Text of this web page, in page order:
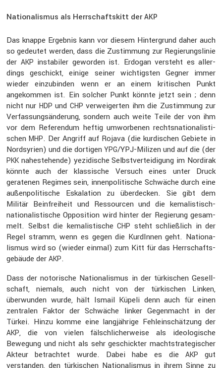
Nationalismus als Herrschaftskitt derAKP
Das knappe Ergebnis kann vor diesem Hinter­grund daher auch
so gedeutet werden, dass die Zustim­mung zur Regie­rungs­linie
der AKP insta­biler geworden ist. Erdogan versteht es aller­
dings geschickt, einige seiner wichtigsten Gegner immer
wieder einzu­binden wenn er an einem kriti­schen Punkt
angekommen ist. Ein solcher Punkt könnte jetzt sein ; denn
nicht nur HDP und CHP verwei­gerten ihm die Zustim­mung zur
Verfas­sungs­än­de­rung, sondern auch weite Teile der von ihm
vor dem Referendum heftig umwor­benen rechts­na­tio­na­lis­ti­
schen MHP. Der Angriff auf Rojava (die kurdi­schen Gebiete in
Nordsy­rien) und die dortigen YPG/YPJ-Milizen und auf die (der
PKK naheste­hende) yezidi­sche Selbst­ver­tei­di­gung im Nordirak
könnte auch der klassi­sche Versuch eines unter Druck
geratenen Regimes sein, innen­po­li­ti­sche Schwäche durch eine
außen­po­li­ti­sche Eskala­tion zu überde­cken. Sie gibt dem
Militär Beinfrei­heit und Ressourcen und die kemalis­tisch-
natio­na­lis­ti­sche Opposi­tion wird hinter der Regie­rung gesam­
melt. Selbst die kemalis­ti­sche CHP steht schließ­lich in der
Regel stramm, wenn es gegen die KurdInnen geht. Natio­na­
lismus wird so (wieder einmal) zum Kitt für das Herrschafts­
ge­bäude der AKP.
Dass der notori­sche Natio­na­lismus in der türki­schen Gesell­
schaft, niemals, auch nicht von der türki­schen Linken,
überwunden wurde, hält Ismail Küpeli denn auch für einen
zentralen Faktor der Schwäche linker Gegen­macht in der
Türkei. Hinzu komme eine langjäh­rige Fehlein­schät­zung der
AKP, die von vielen fälsch­li­cher­weise als ideolo­gi­sche
Bewegung und nicht als sehr geschickter macht­stra­te­gi­scher
Akteur betrachtet wurde. Dabei habe es die AKP
gut
verstanden, den türki­schen Natio­na­lismus in ihrem Sinne zu